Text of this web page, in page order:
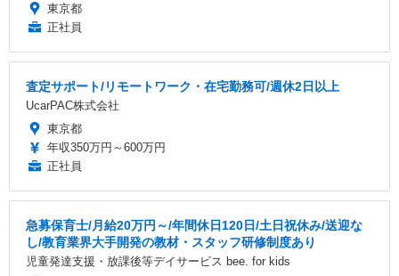
東京都
正社員
査定サポート/リモートワーク・在宅勤務可/週休2日以上
UcarPAC株式会社
東京都
年収350万円～600万円
正社員
急募保育士/月給20万円～/年間休日120日/土日祝休み/送迎な
し/教育業界大手開発の教材・スタッフ研修制度あり
児童発達支援・放課後等デイサービス bee. for kids